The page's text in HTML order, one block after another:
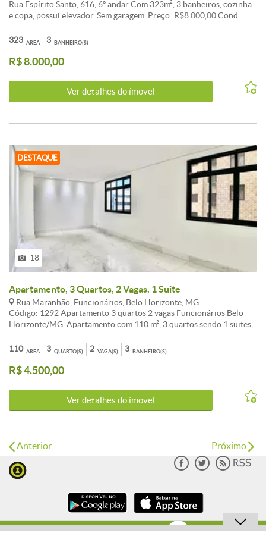
Rua Espírito Santo, 616, 6º andar Com 323m², 3 banheiros, cozinha
e copa, possui elevador. Sem garagem. Preço: R$8.000,00 Cond.:
7010.ÁREA
323 BANHEIRO(S)
3
R$ 8.000,00
Ver detalhes do ímovel
DESTAQUE
18
Apartamento, 3 Quartos, 2 Vagas, 1 Suite
Rua Maranhão, Funcionários, Belo Horizonte, MG
Código: 1292 Apartamento 3 quartos 2 vagas Funcionários Belo
Horizonte/MG. Apartamento com 110 m², 3 quartos sendo 1 suites,
ambientes com piso em granito rebaixamento em gesso e um
espelho na sala, cozinha montada com armários, com bancada em
granito e piso em granito, área de serviço com DCE, 2 vagas de
com armários - 3 Banhos com blindex - D.C.E. - Despensa - Área de
lazer - Salão de jogos - Porteiro físico - Interfone - Sol da manhã -
ÁREA
110 QUARTO(S)
3 VAGA(S)
2 BANHEIRO(S)
3
R$ 4.500,00
Ver detalhes do ímovel
Anterior Próximo